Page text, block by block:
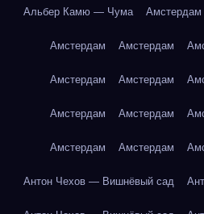
Альбер Камю — Чума Амстердам
Амстердам Амстердам
Амстердам Амстердам
Амстердам Амстердам
Амстердам Амстердам
Антон Чехов — Вишнёвый сад